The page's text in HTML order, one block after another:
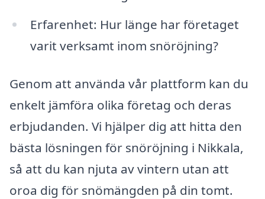
Erfarenhet: Hur länge har företaget
varit verksamt inom snöröjning?
Genom att använda vår plattform kan du
enkelt jämföra olika företag och deras
erbjudanden. Vi hjälper dig att hitta den
bästa lösningen för snöröjning i Nikkala,
så att du kan njuta av vintern utan att
oroa dig för snömängden på din tomt.